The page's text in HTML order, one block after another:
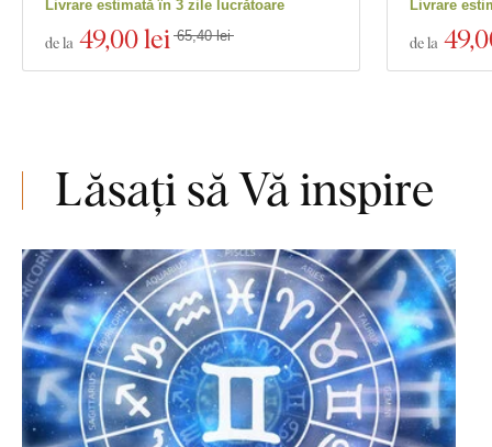
Livrare estimată în 3 zile lucrătoare
de la 49,00 lei 65,40 lei
Livrare
de la 49
Lăsați să Vă inspire